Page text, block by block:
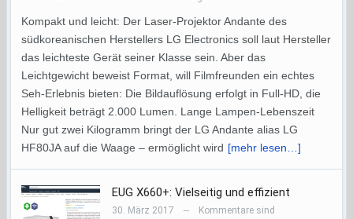
Kompakt und leicht: Der Laser-Projektor Andante des
südkoreanischen Herstellers LG Electronics soll laut Hersteller
das leichteste Gerät seiner Klasse sein. Aber das
Leichtgewicht beweist Format, will Filmfreunden ein echtes
Seh-Erlebnis bieten: Die Bildauflösung erfolgt in Full-HD, die
Helligkeit beträgt 2.000 Lumen. Lange Lampen-Lebenszeit
Nur gut zwei Kilogramm bringt der LG Andante alias LG
HF80JA auf die Waage – ermöglicht wird [mehr lesen…]
EUG X660+: Vielseitig und effizient
30. März 2017 —
Kommentare sind